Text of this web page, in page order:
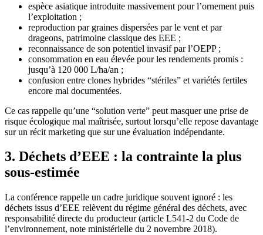
espèce asiatique introduite massivement pour l’ornement puis
l’exploitation ;
reproduction par graines dispersées par le vent et par
drageons, patrimoine classique des EEE ;
reconnaissance de son potentiel invasif par l’OEPP ;
consommation en eau élevée pour les rendements promis :
jusqu’à 120 000 L/ha/an ;
confusion entre clones hybrides “stériles” et variétés fertiles
encore mal documentées.
Ce cas rappelle qu’une “solution verte” peut masquer une prise de
risque écologique mal maîtrisée, surtout lorsqu’elle repose davantage
sur un récit marketing que sur une évaluation indépendante.
3. Déchets d’EEE : la contrainte la plus
sous-estimée
La conférence rappelle un cadre juridique souvent ignoré : les
déchets issus d’EEE relèvent du régime général des déchets, avec
responsabilité directe du producteur (article L541-2 du Code de
l’environnement, note ministérielle du 2 novembre 2018).